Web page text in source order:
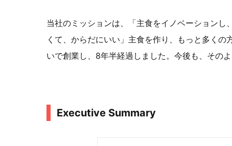
当社のミッションは、「主食をイノベーション
くて、からだにいい」主食を作り、もっと多く
いで創業し、8年半経過しました。今後も、その
Executive Summary